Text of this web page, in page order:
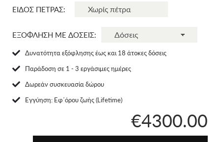
ΕΙΔΟΣ ΠΕΤΡΑΣ:
ΕΞΟΦΛΗΣΗ ΜΕ ΔΟΣΕΙΣ:
Δυνατότητα εξόφλησης έως και 18 άτοκες δόσεις
Παράδοση σε 1 - 3 εργάσιμες ημέρες
Δωρεάν συσκευασία δώρου
Eγγύηση: Εφ΄όρου ζωής (Lifetime)
€4300.00